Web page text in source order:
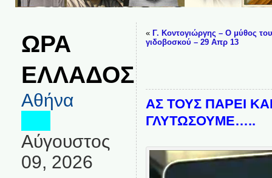
ΩΡΑ
ΕΛΛΑΔΟΣ
Αθήνα
Αύγουστος
09, 2026
« Γ. Κοντογιώργης – Ο μύθος του
γιδοβοσκού – 29 Απρ 13
ΑΣ ΤΟΥΣ ΠΑΡΕΙ
ΓΛΥΤΩΣΟΥΜΕ…..